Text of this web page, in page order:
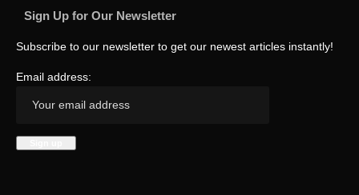
Sign Up for Our Newsletter
Subscribe to our newsletter to get our newest articles instantly!
Email address: